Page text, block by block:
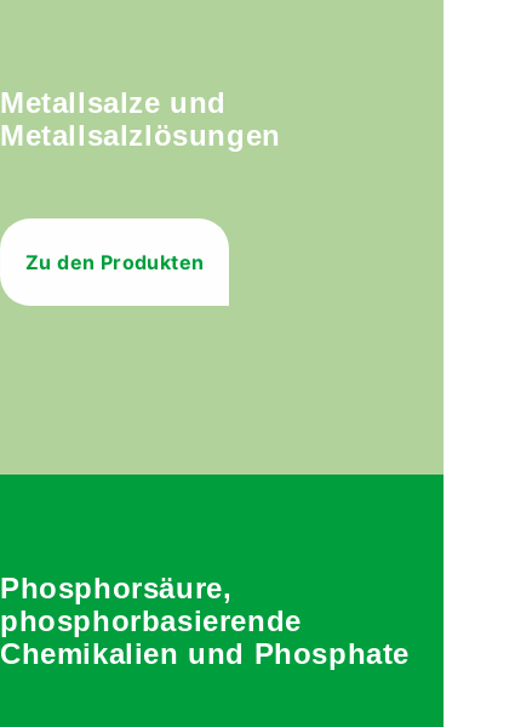
Metallsalze und
Metallsalzlösungen
Zu den Produkten
Phosphorsäure,
phosphorbasierende
Chemikalien und Phosphate